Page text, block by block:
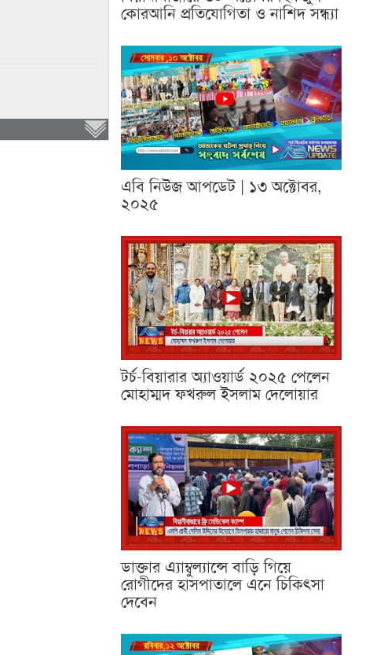
কোরআনি প্রতিযোগিতা ও নাশিদ সন্ধ্যা
এবি নিউজ আপডেট | ১৩ অক্টোবর,
২০২৫
টর্চ-বিয়ারার অ্যাওয়ার্ড ২০২৫ পেলেন
মোহাম্মদ ফখরুল ইসলাম দেলোয়ার
ডাক্তার এ্যাম্বুল্যান্সে বাড়ি গিয়ে
রোগীদের হাসপাতালে এনে চিকিৎসা
দেবেন